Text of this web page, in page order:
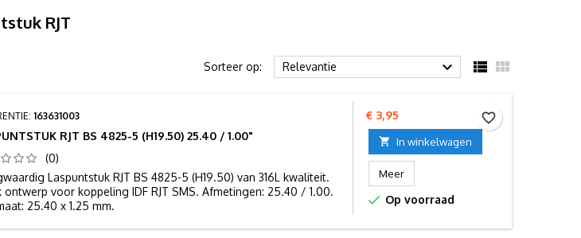
RJT
Sorteer op: Relevantie   
163631003
RJT BS 4825-5 (H19.50) 25.40 / 1.00"
(0)
Laspuntstuk RJT BS 4825-5 (H19.50) van 316L kwaliteit.
ontwerp voor koppeling IDF RJT SMS. Afmetingen: 25.40 / 1.00.
25.40 x 1.25 mm.
Prijs
€ 3,95
 In winkelwagen
Meer
 Op voorraad
favorite_border